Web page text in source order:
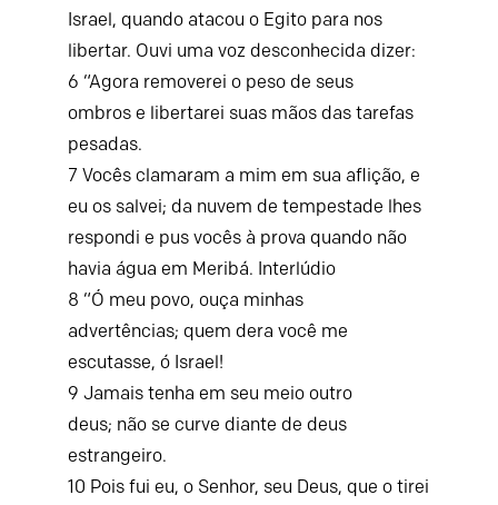
Israel, quando atacou o Egito para nos
libertar. Ouvi uma voz desconhecida dizer:
6 “Agora removerei o peso de seus
ombros e libertarei suas mãos das tarefas
pesadas.
7 Vocês clamaram a mim em sua aflição, e
eu os salvei; da nuvem de tempestade lhes
respondi e pus vocês à prova quando não
havia água em Meribá. Interlúdio
8 “Ó meu povo, ouça minhas
advertências; quem dera você me
escutasse, ó Israel!
9 Jamais tenha em seu meio outro
deus; não se curve diante de deus
estrangeiro.
10 Pois fui eu, o Senhor, seu Deus, que o tirei